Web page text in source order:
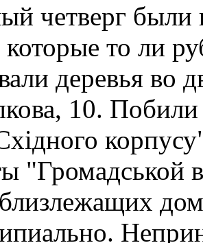
четверг были
то ли
деревья во
10. Побили
"Громадськой